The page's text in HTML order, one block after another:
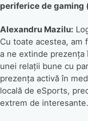
periferice de gaming
Alexandru Mazilu:
Cu toate acestea, am
a ne extinde prezența
unei relații bune cu
prezența activă în
locală de eSports,
extrem de interesante.